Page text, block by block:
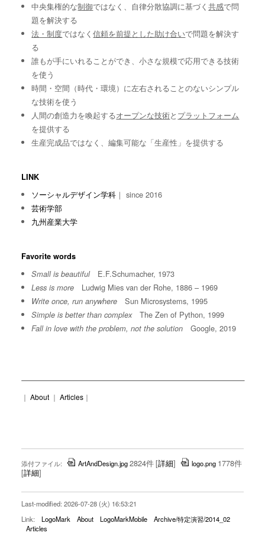
中央集権的な制御ではなく、自律分散協調に基づく共感で問
題を解決する
法・制度ではなく信頼を前提とした助け合いで問題を解決す
る
誰もが手にいれることができ、小さな規模で応用できる技術
を使う
時間・空間（時代・環境）に左右されることのないシンプル
な技術を使う
人間の創造力を喚起するオープンな技術と プラットフォーム
を提供する
生産完成品ではなく、編集可能な「生産性」を提供する
LINK
ソーシャルデザイン学科 ｜ since 2016
芸術学部
九州産業大学
Favorite words
Small is beautifulE.F.Schumacher, 1973
Less is more Ludwig Mies van der Rohe, 1886 – 1969
Write once, run anywhere Sun Microsystems, 1995
Simple is better than complexThe Zen of Python, 1999
Fall in love with the problem, not the solution Google, 2019
｜ About｜ Articles｜
添付ファイル: ArtAndDesign.jpg2824件[詳細] logo.png 1778件
[詳細]
Last-modified: 2026-07-28 (火) 16:53:21
Link:
LogoMark About LogoMarkMobile
Archive/特定演習/2014_02
Articles